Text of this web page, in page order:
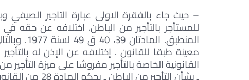
– حيث جاء بالفقرة الاولى عبارة التاجير الصيفي
للمستأجر بالتأجير من الباطن. اختلافه عن حقه
المنطبق.
القانونية الخاصة بالتأجير مفروشا على ميزة